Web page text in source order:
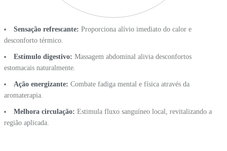
Sensação refrescante: Proporciona alívio imediato do calor e
desconforto térmico.
Estímulo digestivo: Massagem abdominal alivia desconfortos
estomacais naturalmente.
Ação energizante: Combate fadiga mental e física através da
aromaterapia.
Melhora circulação: Estimula fluxo sanguíneo local, revitalizando a
região aplicada.